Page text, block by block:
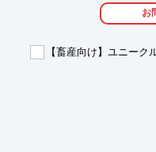
・遠隔地からのポンプやバ
・複数の圃場への同時灌水
・人手不足の解消
お
【畜産向け】ユニー